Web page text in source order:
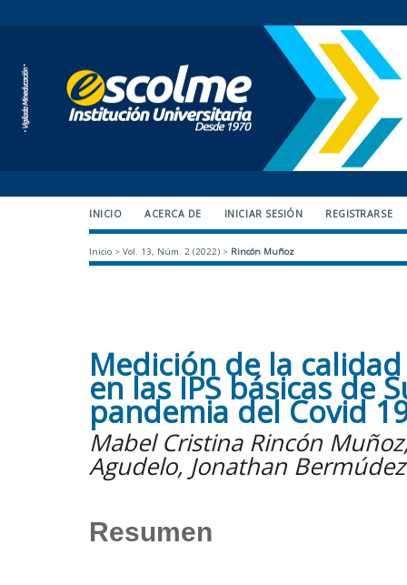
INICIO ACERCA DE INICIAR SESIÓN REGISTRARSE
Inicio > Vol. 13, Núm. 2 (2022) > Rincón Muñoz
Medición de la
en las IPS básicas de
pandemia del Covid
Mabel Cristina Rincón
Agudelo, Jonathan
Resumen